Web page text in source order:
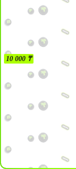
10 000 ₸